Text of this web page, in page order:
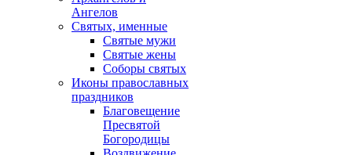
Ангелов
Святых, именные
Святые мужи
Святые жены
Соборы святых
Иконы православных
праздников
Благовещение
Пресвятой
Богородицы